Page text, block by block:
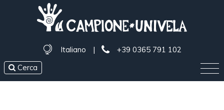
Italiano |
+39 0365 791 102
Cerca